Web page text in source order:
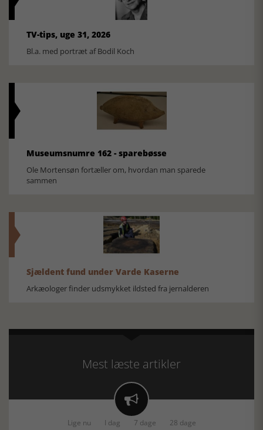
TV-tips, uge 31, 2026
Bl.a. med portræt af Bodil Koch
Museumsnumre 162 - sparebøsse
Ole Mortensøn fortæller om, hvordan man sparede
sammen
Sjældent fund under Varde Kaserne
Arkæologer finder udsmykket ildsted fra jernalderen
Mest læste artikler

Lige nu I dag 7 dage 28 dage